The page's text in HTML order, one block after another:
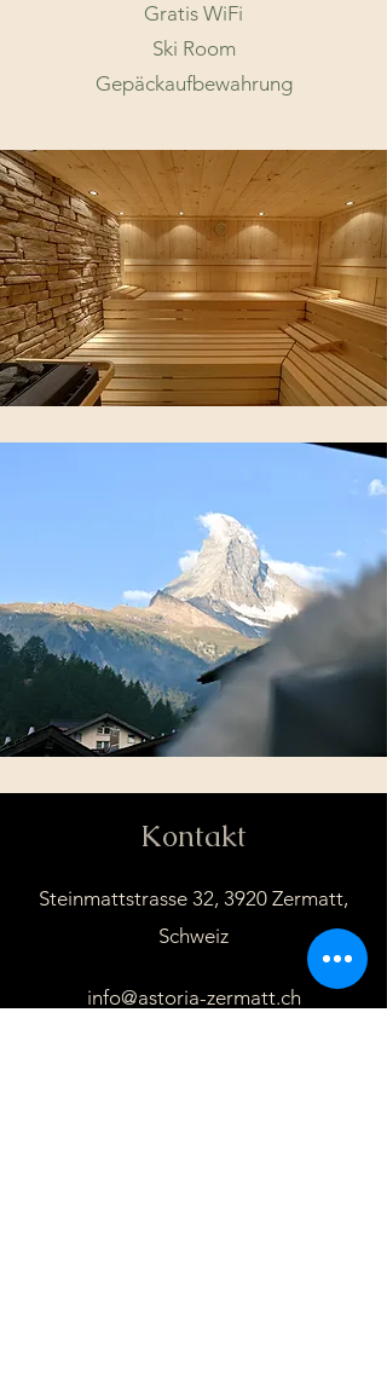
Gratis WiFi
Ski Room
Gepäckaufbewahrung
Kontakt
Steinmattstrasse 32, 3920 Zermatt,
Schweiz
info@astoria-zermatt.ch